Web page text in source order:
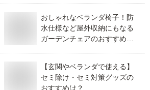
おしゃれなベランダ椅子！防
水仕様など屋外収納にもなる
ガーデンチェアのおすすめ
【玄関やベランダで使える】
セミ除け・セミ対策グッズの
おすすめは？